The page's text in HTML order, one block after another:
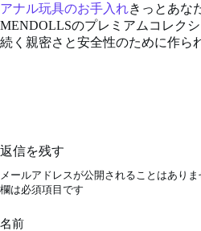
アナル玩具のお手入れきっとあな
MENDOLLSのプレミアムコレク
続く親密さと安全性のために作ら
返信を残す
メールアドレスが公開されることはありま
欄は必須項目です
名前